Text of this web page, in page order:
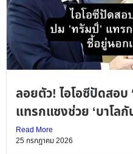
ลอยตัว! ไอโอซีปัดสอบ
แทรกแซงช่วย ‘บาโล
Read More
25 กรกฎาคม 2026